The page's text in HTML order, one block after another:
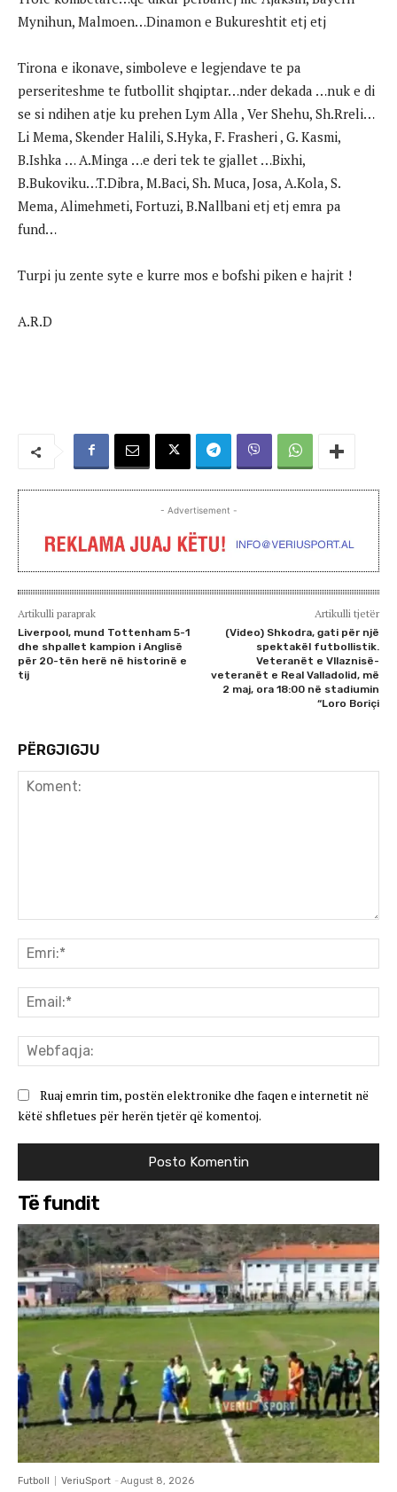
Mynihun, Malmoen…Dinamon e Bukureshtit etj etj
Tirona e ikonave, simboleve e legjendave te pa
perseriteshme te futbollit shqiptar…nder dekada …nuk e di
se si ndihen atje ku prehen Lym Alla , Ver Shehu, Sh.Rreli…
Li Mema, Skender Halili, S.Hyka, F. Frasheri , G. Kasmi,
B.Ishka … A.Minga …e deri tek te gjallet …Bixhi,
B.Bukoviku…T.Dibra, M.Baci, Sh. Muca, Josa, A.Kola, S.
Mema, Alimehmeti, Fortuzi, B.Nallbani etj etj emra pa
fund…
Turpi ju zente syte e kurre mos e bofshi piken e hajrit !
A.R.D
- Advertisement -
Artikulli paraprak
Liverpool, mund Tottenham 5-1
dhe shpallet kampion i Anglisë
për 20-tën herë në historinë e
tij
Artikulli tjetër
(Video) Shkodra, gati për një
spektakël futbollistik.
Veteranët e Vllaznisë-
veteranët e Real Valladolid, më
2 maj, ora 18:00 në stadiumin
“Loro Boriçi
PËRGJIGJU
Ruaj emrin tim, postën elektronike dhe faqen e internetit në
këtë shfletues për herën tjetër që komentoj.
Të fundit
Futboll VeriuSport - August 8, 2026